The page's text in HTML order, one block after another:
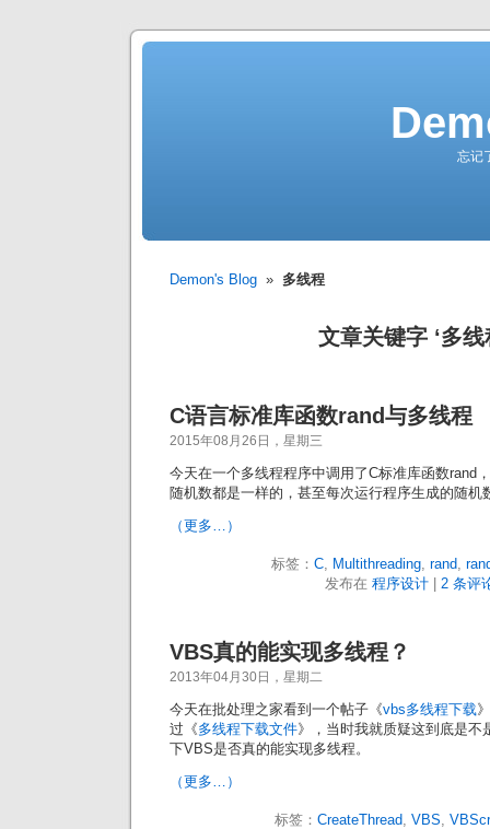
忘记
Demon's Blog » 多线程
文章关键字 ‘多线
C语言标准库函数rand与多线程
2015年08月26日，星期三
今天在一个多线程程序中调用了C标准库函数rand
随机数都是一样的，甚至每次运行程序生成的随机
（更多…）
标签： C, Multithreading, rand,
发布在 程序设计| 2 条评
VBS真的能实现多线程？
2013年04月30日，星期二
今天在批处理之家看到一个帖子《vbs多线程下载
过《多线程下载文件》，当时我就质疑这到底是不
下VBS是否真的能实现多线程。
（更多…）
标签： CreateThread, VBS,